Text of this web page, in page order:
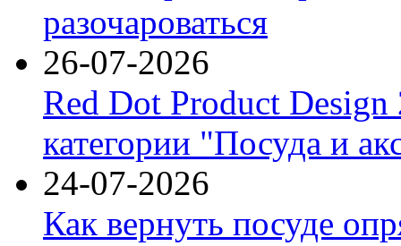
разочароваться
26-07-2026
Red Dot Product Design
категории "Посуда и
24-07-2026
Как вернуть посуде